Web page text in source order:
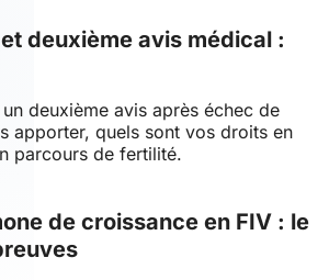
deuxième avis médical :
deuxième avis après échec de
apporter, quels sont vos droits en
parcours de fertilité.
de croissance en FIV : le